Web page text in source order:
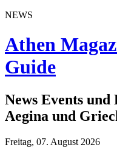
NEWS
Athen
Guide
News Events
Aegina und
Freitag, 07. August 2026